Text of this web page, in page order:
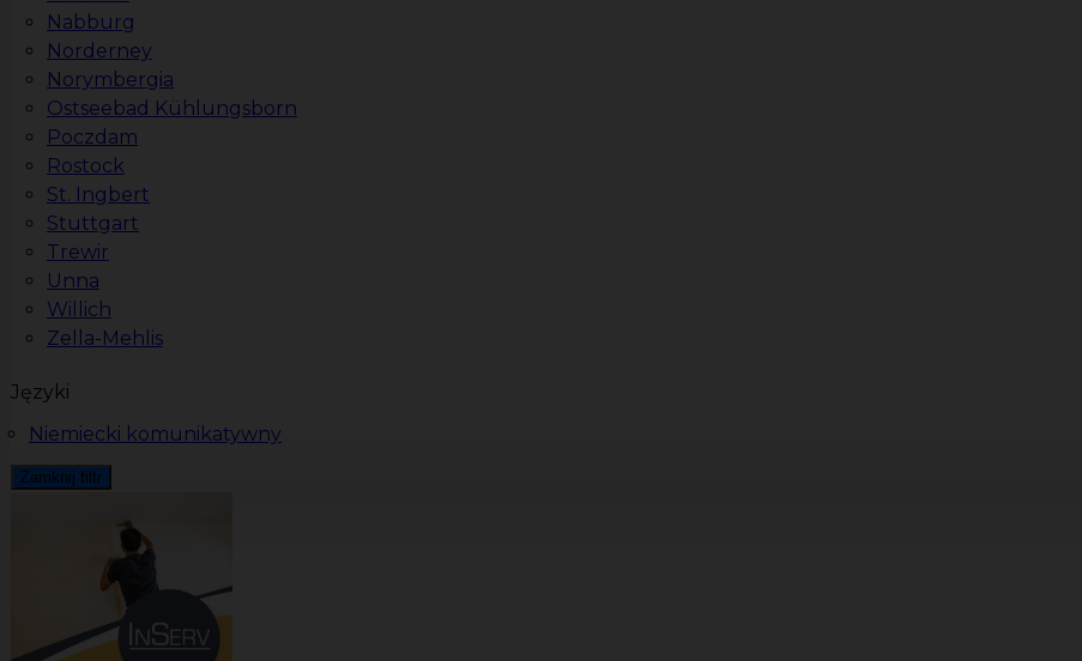
Nabburg
Norderney
Norymbergia
Ostseebad Kühlungsborn
Poczdam
Rostock
St. Ingbert
Stuttgart
Trewir
Unna
Willich
Zella-Mehlis
Języki
Niemiecki komunikatywny
Zamknij filtr